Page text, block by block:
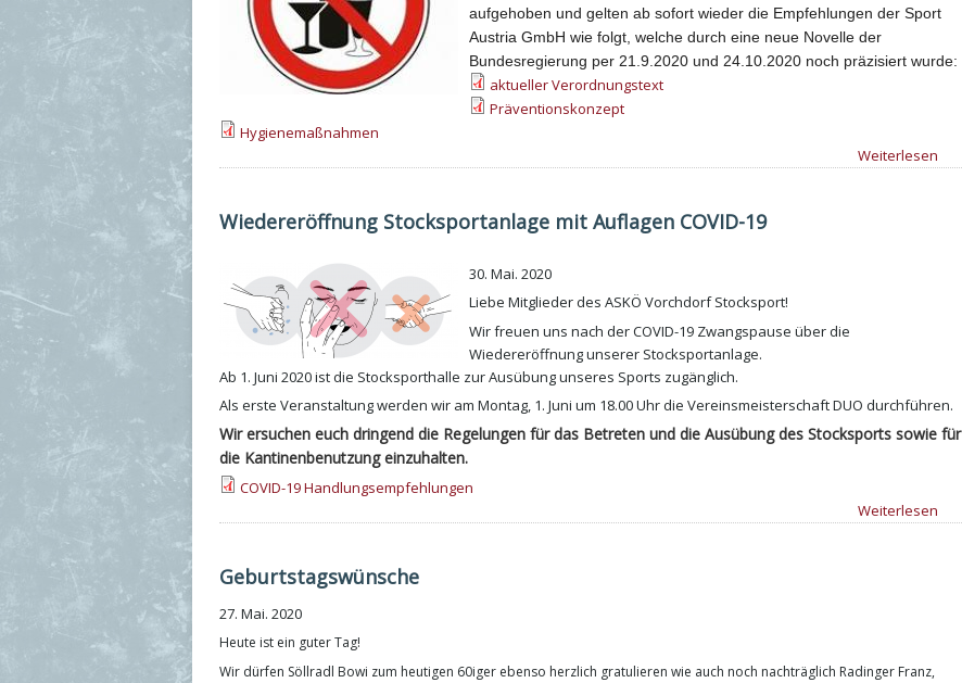
aufgehoben und gelten ab sofort wieder die Empfehlungen der Sport
Austria GmbH wie folgt, welche durch eine neue Novelle der
Bundesregierung per 21.9.2020 und 24.10.2020 noch präzisiert wurde:
aktueller Verordnungstext
Präventionskonzept
Hygienemaßnahmen
Weiterlesen
Wiedereröffnung Stocksportanlage mit Auflagen COVID-19
30. Mai. 2020
Liebe Mitglieder des ASKÖ Vorchdorf Stocksport!
Wir freuen uns nach der COVID-19 Zwangspause über die
Wiedereröffnung unserer Stocksportanlage.
Ab 1. Juni 2020 ist die Stocksporthalle zur Ausübung unseres Sports zugänglich.
Als erste Veranstaltung werden wir am Montag, 1. Juni um 18.00 Uhr die Vereinsmeisterschaft DUO durchführen.
Wir ersuchen euch dringend die Regelungen für das Betreten und die Ausübung des Stocksports sowie für
die Kantinenbenutzung einzuhalten.
COVID-19 Handlungsempfehlungen
Weiterlesen
Geburtstagswünsche
27. Mai. 2020
Heute ist ein guter Tag!
Wir dürfen Söllradl Bowi zum heutigen 60iger ebenso herzlich gratulieren wie auch noch nachträglich Radinger Franz,